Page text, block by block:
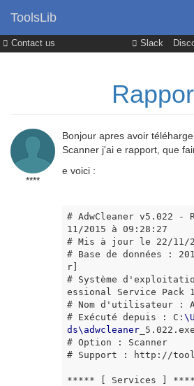
Contact us Slack
ToolsLib
****
Bonjour apres avoir
Scanner j'ai e rapport, que
e voici :
# AdwCleaner v5.022 -
11/2015 à 09:28:27
# Mis à jour le 22/11/
# Base de données :
r]
# Système
essional Service Pack
# Nom d'utilisateur :
# Exécuté depuis : C: \
ds\ adwcleaner_5.022.exe
# Option : Scanner
# Support : http://
***** [ Services ]